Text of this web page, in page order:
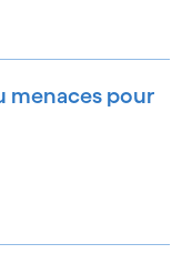
menaces pour